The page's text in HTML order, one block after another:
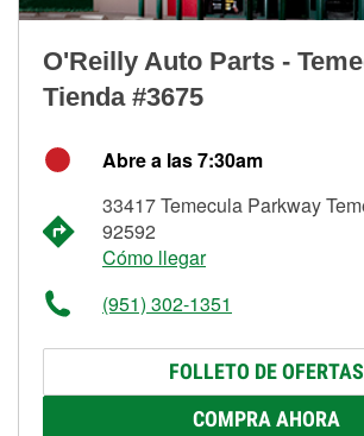
O'Reilly Auto Parts -
Tienda #3675
Abre a las 7:30am
33417 Temecula Parkway
92592
Cómo llegar
(951) 302-1351
FOLLETO DE OFERTAS
COMPRA AHORA